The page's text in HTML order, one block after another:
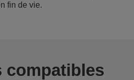
fin de vie.
compatibles